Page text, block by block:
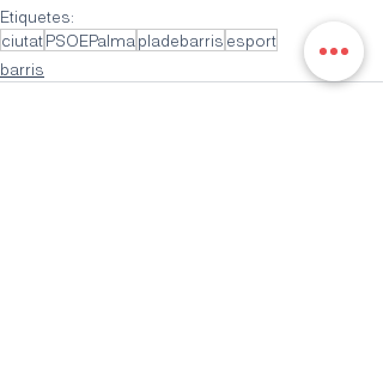
Etiquetes:
ciutatPSOEPalma pladebarris esport
barris